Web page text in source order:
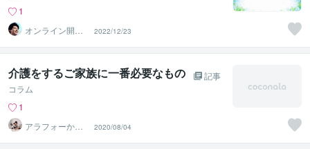
1
オンライン開運
ビジネスアドバ
イザー＠志念
2022/12/23
介護をするご家族に一番必要なもの
記事
コラム
1
アラフォーから
の人生逆転者
ヒロ
2020/08/04